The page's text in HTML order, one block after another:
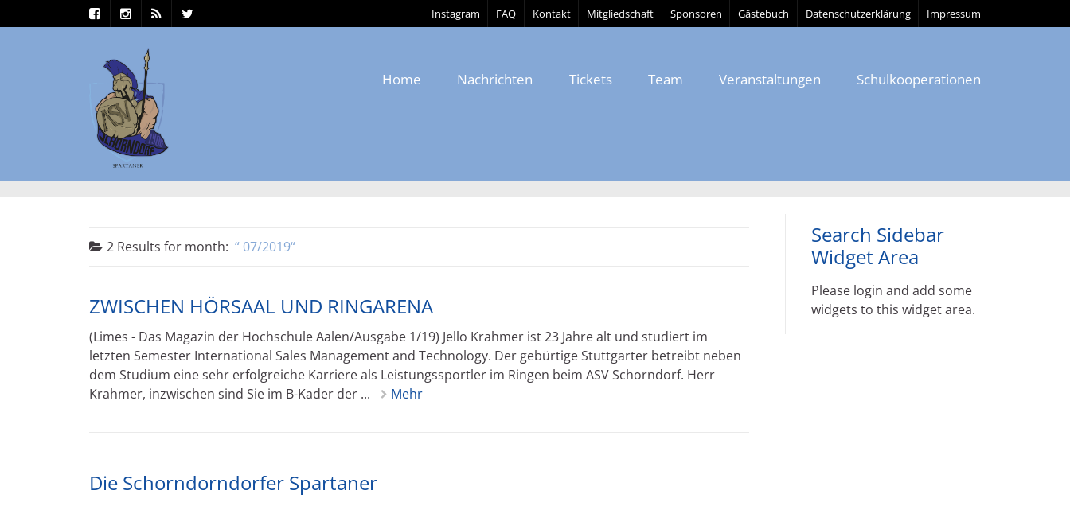
Instagram FAQ Kontakt Mitgliedschaft Sponsoren Gästebuch Datenschutzerklärung Impressum
Home Nachrichten Tickets Team Veranstaltungen Schulkooperationen
2 Results for month: 07/2019
ZWISCHEN HÖRSAAL UND RINGARENA
(Limes - Das Magazin der Hochschule Aalen/Ausgabe 1/19) Jello Krahmer ist 23 Jahre alt und studiert im
letzten Semester International Sales Management and Technology. Der gebürtige Stuttgarter betreibt neben
dem Studium eine sehr erfolgreiche Karriere als Leistungssportler im Ringen beim ASV Schorndorf. Herr
Krahmer, inzwischen sind Sie im B-Kader der ...
Mehr
Die Schorndorndorfer Spartaner
Search Sidebar
Widget Area
Please login and add some
widgets to this widget area.